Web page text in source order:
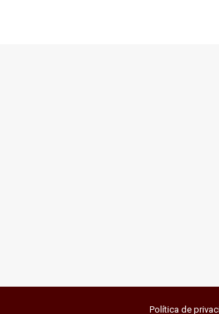
Política de